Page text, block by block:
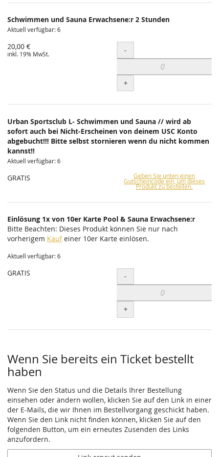
Schwimmen und Sauna Erwachsene:r 2 Stunden
Aktuell verfügbar: 6
20,00 €
inkl. 19% MwSt. Menge
-
+
Urban Sportsclub L- Schwimmen und Sauna // wird ab
sofort auch bei Nicht-Erscheinen von deinem USC Konto
abgebucht!!! Bitte selbst stornieren wenn du nicht kommen
kannst!!
Aktuell verfügbar: 6
GRATIS Geben Sie unten einen
Gutscheincode ein, um dieses
Produkt zu bestellen.
Einlösung 1x von 10er Karte Pool & Sauna Erwachsene:r
Bitte Beachten: Dieses Produkt können Sie nur nach
vorherigem Kaufeiner 10er Karte einlösen.
Aktuell verfügbar: 6
GRATIS Menge
-
+
Wenn Sie bereits ein Ticket bestellt
haben
Wenn Sie den Status und die Details Ihrer Bestellung
einsehen oder ändern wollen, klicken Sie auf den Link in einer
der E-Mails, die wir Ihnen im Bestellvorgang geschickt haben.
Wenn Sie den Link nicht finden können, klicken Sie auf den
folgenden Button, um ein erneutes Zusenden des Links
anzufordern.